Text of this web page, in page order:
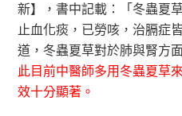
新】，書中記載：「冬蟲夏
止血化痰，已勞咳，治膈症
道，冬蟲夏草對於肺與腎方
此目前中醫師多用冬蟲夏草
效十分顯著。